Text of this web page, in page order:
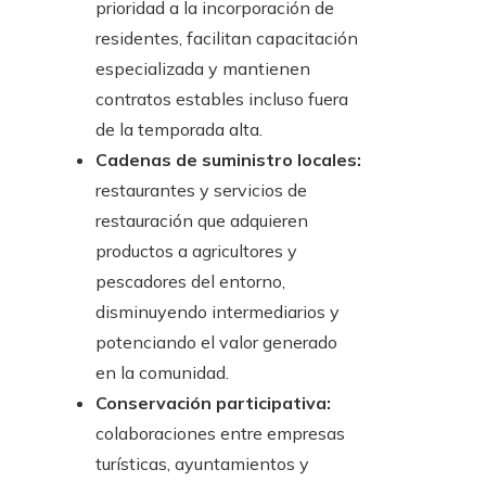
prioridad a la incorporación de
residentes, facilitan capacitación
especializada y mantienen
contratos estables incluso fuera
de la temporada alta.
Cadenas de suministro locales:
restaurantes y servicios de
restauración que adquieren
productos a agricultores y
pescadores del entorno,
disminuyendo intermediarios y
potenciando el valor generado
en la comunidad.
Conservación participativa:
colaboraciones entre empresas
turísticas, ayuntamientos y